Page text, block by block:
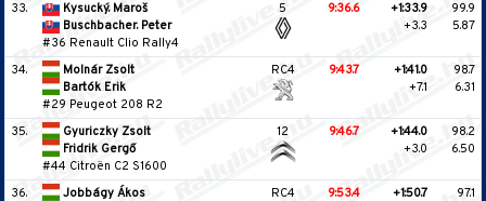
33.
Kysucký. Maroš
Buschbacher. Peter
#36 Renault Clio Rally4
5 9:36.6
+1:33.9
+3.3
99.9
5.87
34.
Molnár Zsolt
Bartók Erik
#29 Peugeot 208 R2
RC4 9:43.7
+1:41.0
+7.1
98.7
6.31
35.
Gyuriczky Zsolt
Fridrik Gergő
#44 Citroën C2 S1600
12 9:46.7
+1:44.0
+3.0
98.2
6.50
36. Jobbágy Ákos RC4 9:53.4 +1:50.7 97.1